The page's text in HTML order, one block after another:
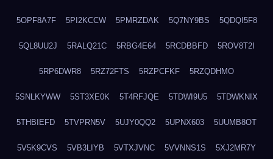
5OPF8A7F 5PI2KCCW 5PMRZDAK 5Q7NY9BS 5QDQI5F8
5QL8UU2J 5RALQ21C 5RBG4E64 5RCDBBFD 5ROV8T2I
5RP6DWR8 5RZ72FTS 5RZPCFKF 5RZQDHMO
5SNLKYWW 5ST3XE0K 5T4RFJQE 5TDWI9U5 5TDWKNIX
5THBIEFD 5TVPRN5V 5UJY0QQ2 5UPNX603 5UUMB8OT
5V5K9CVS 5VB3LIYB 5VTXJVNC 5VVNNS1S 5XJ2MR7Y